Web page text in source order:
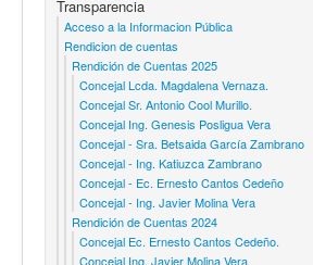
Transparencia
Acceso a la Informacion Pública
Rendicion de cuentas
Rendición de Cuentas 2025
Concejal Lcda. Magdalena Vernaza.
Concejal Sr. Antonio Cool Murillo.
Concejal Ing. Genesis Posligua Vera
Concejal - Sra. Betsaida García Zambrano
Concejal - Ing. Katiuzca Zambrano
Concejal - Ec. Ernesto Cantos Cedeño
Concejal - Ing. Javier Molina Vera
Rendición de Cuentas 2024
Concejal Ec. Ernesto Cantos Cedeño.
Concejal Ing. Javier Molina Vera